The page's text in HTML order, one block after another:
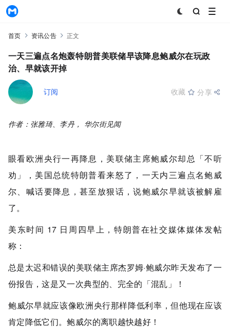
首页 资讯公告 正文
一天三遍点名炮轰，特朗普：美联储早该降息，鲍威尔在玩政
治、早就该开掉
+订阅 收藏 分享
作者：张雅琦、李丹， 华尔街见闻
眼看欧洲央行一再降息，美联储主席鲍威尔却总「不听
劝」，美国总统特朗普看来怒了，一天内三遍点名鲍威
尔、喊话要降息，甚至放狠话，说鲍威尔早就该被解雇
了。
美东时间 17 日周四早上， 特朗普在社交媒体媒体发帖
称：
总是太迟和错误的美联储主席杰罗姆·鲍威尔昨天发布了一
份报告，这是又一次典型的、完全的「混乱」！
鲍威尔早就应该像欧洲央行那样降低利率，但他现在应该
肯定降低它们。鲍威尔的离职越快越好！